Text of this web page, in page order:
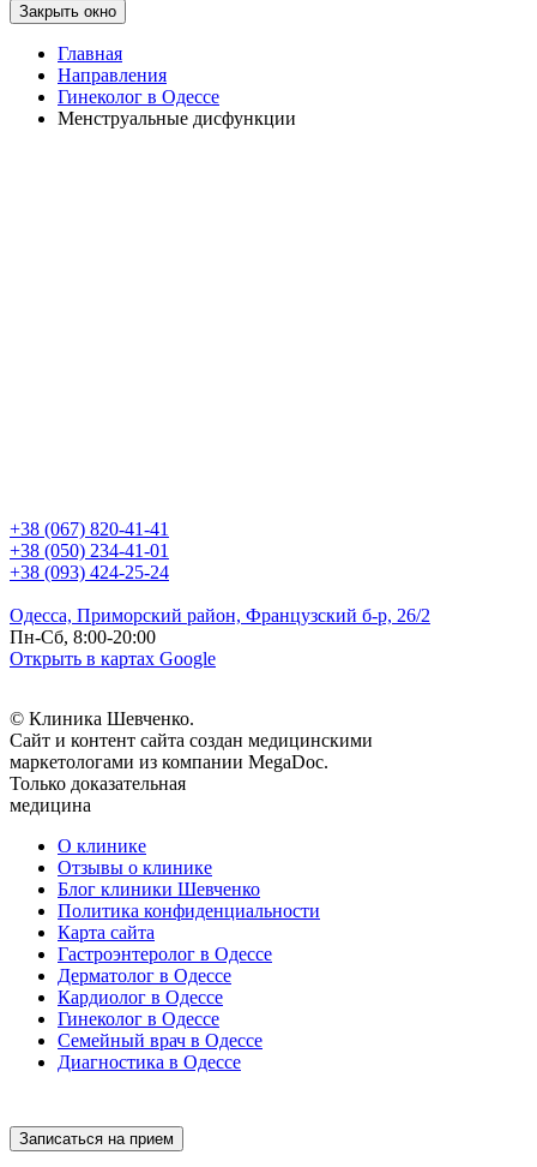
Закрыть окно
Главная
Направления
Гинеколог в Одессе
Менструальные дисфункции
+38 (067) 820-41-41
+38 (050) 234-41-01
+38 (093) 424-25-24
Одесса, Приморский район, Французский б-р, 26/2
Пн-Сб, 8:00-20:00
Открыть в картах Google
© Клиника Шевченко.
Сайт и контент сайта создан медицинскими
маркетологами из компании MegaDoc.
Только доказательная
медицина
О клинике
Отзывы о клинике
Блог клиники Шевченко
Политика конфиденциальности
Карта сайта
Гастроэнтеролог в Одессе
Дерматолог в Одессе
Кардиолог в Одессе
Гинеколог в Одессе
Семейный врач в Одессе
Диагностика в Одессе
Записаться на прием